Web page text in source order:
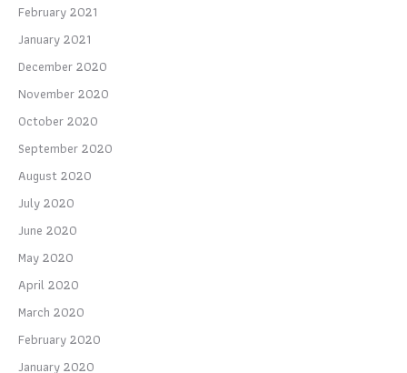
February 2021
January 2021
December 2020
November 2020
October 2020
September 2020
August 2020
July 2020
June 2020
May 2020
April 2020
March 2020
February 2020
January 2020